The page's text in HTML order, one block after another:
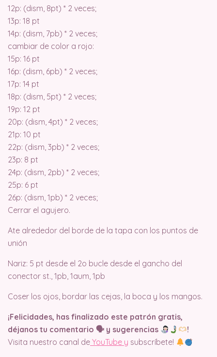
12p: (dism, 8pt) * 2 veces;
13p: 18 pt
14p: (dism, 7pb) * 2 veces;
cambiar de color a rojo:
15p: 16 pt
16p: (dism, 6pb) * 2 veces;
17p: 14 pt
18p: (dism, 5pt) * 2 veces;
19p: 12 pt
20p: (dism, 4pt) * 2 veces;
21p: 10 pt
22p: (dism, 3pb) * 2 veces;
23p: 8 pt
24p: (dism, 2pb) * 2 veces;
25p: 6 pt
26p: (dism, 1pb) * 2 veces;
Cerrar el agujero.
Ate alrededor del borde de la tapa con los puntos de
unión
Nariz: 5 pt desde el 2o bucle desde el gancho del
conector st., 1pb, 1aum, 1pb
Coser los ojos, bordar las cejas, la boca y los mangos.
¡Felicidades, has finalizado este patrón gratis,
déjanos tu comentario 🗣 y sugerencias
​!
Visita nuestro canal de YouTube y subscríbete!